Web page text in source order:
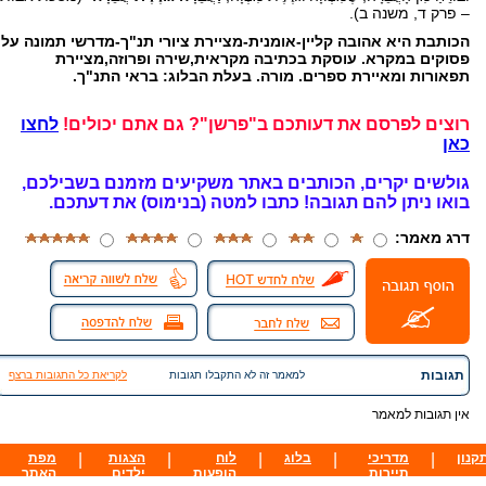
– פרק ד, משנה ב).
הכותבת היא אהובה קליין-אומנית-מציירת ציורי תנ"ך-מדרשי תמונה על
פסוקים במקרא. עוסקת בכתיבה מקראית,שירה ופרוזה,מציירת
תפאורות ומאיירת ספרים. מורה. בעלת הבלוג: בראי התנ"ך.
רוצים לפרסם את דעותכם ב"פרשן"? גם אתם יכולים! לחצו
כאן
גולשים יקרים, הכותבים באתר משקיעים מזמנם בשבילכם,
בואו ניתן להם תגובה! כתבו למטה (בנימוס) את דעתכם.
דרג מאמר:
תגובות למאמר זה לא התקבלו תגובות לקריאת כל התגובות ברצף
אין תגובות למאמר
מדריכי
תיירות
בלוג
לוח
הופעות
הצגות
ילדים
מפת
האתר